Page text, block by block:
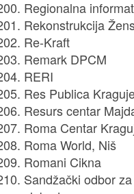
Regionalna
Rekonstrukcija
Re-Kraft
Remark DPCM
RERI
Res Publica
Resurs centar
Roma Centar
Roma World, Niš
Romani Cikna
Sandžački odbor